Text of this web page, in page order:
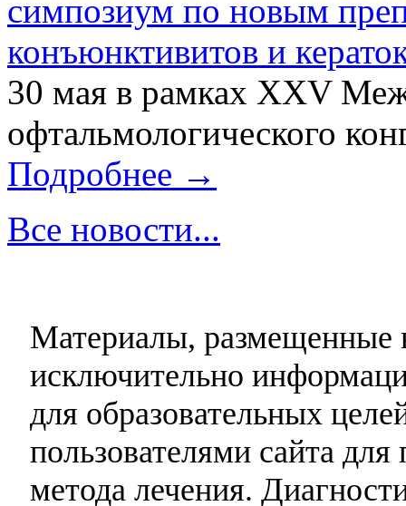
симпозиум по новым
конъюнктивитов и
30 мая в рамках XXV
офтальмологического
Подробнее →
Все новости...
Материалы, размещенные
исключительно
для образовательных
пользователями сайта
метода лечения.